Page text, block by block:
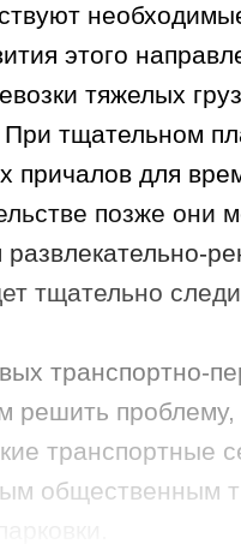
этого
тяжелых
При тщательном
причалов для
позже они
тщательно
транспортно-
решить
транспортные
общественным